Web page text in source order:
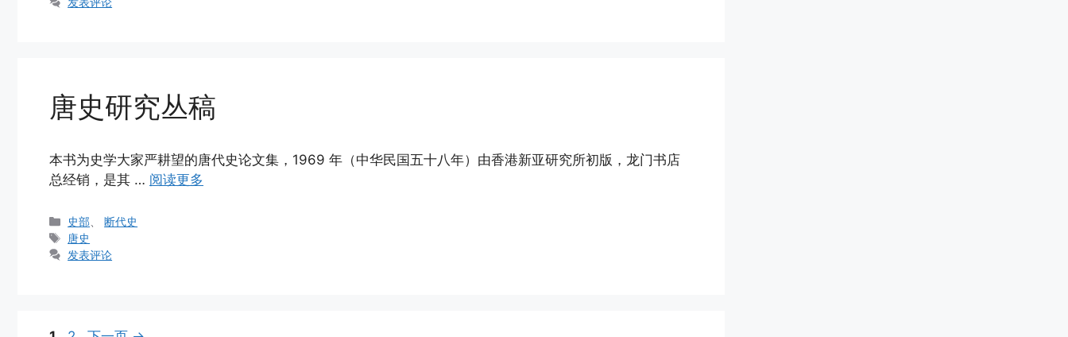
唐史研究丛稿
本书为史学大家严耕望的唐代史论文集，1969 年（中华民国五十八年）由香港新亚研究所初版，龙门书店
总经销，是其 … 阅读更多
分
类
史部 、断代史
标
签
唐史
发表评论